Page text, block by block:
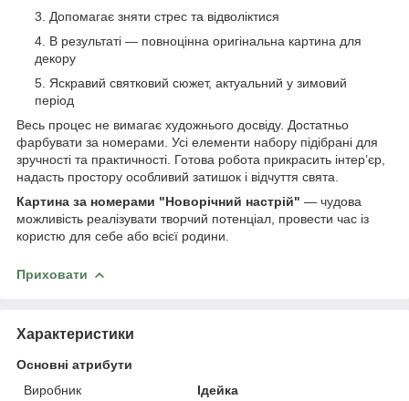
Допомагає зняти стрес та відволіктися
В результаті — повноцінна оригінальна картина для
декору
Яскравий святковий сюжет, актуальний у зимовий
період
Весь процес не вимагає художнього досвіду. Достатньо
фарбувати за номерами. Усі елементи набору підібрані для
зручності та практичності. Готова робота прикрасить інтер’єр,
надасть простору особливий затишок і відчуття свята.
Картина за номерами "Новорічний настрій" — чудова
можливість реалізувати творчий потенціал, провести час із
користю для себе або всієї родини.
Приховати
Характеристики
Основні атрибути
Виробник
Ідейка